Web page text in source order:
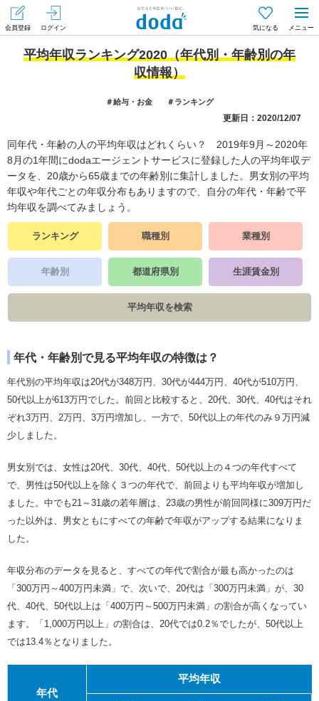
会員登録
ログイン
気になる
平均年収ランキング2020（年代別・年齢別の年
収情報）
＃給与・お金 ＃ランキング
更新日：2020/12/07
同年代・年齢の人の平均年収はどれくらい？ 2019年9月～2020年
8月の1年間にdodaエージェントサービスに登録した人の平均年収デ
ータを、20歳から65歳までの年齢別に集計しました。男女別の平均
年収や年代ごとの年収分布もありますので、自分の年代・年齢で平
均年収を調べてみましょう。
ランキング 職種別 業種別
年齢別 都道府県別 生涯賃金別
平均年収を検索
年代・年齢別で見る平均年収の特徴は？
年代別の平均年収は20代が348万円、30代が444万円、40代が510万円、
50代以上が613万円でした。前回と比較すると、20代、30代、40代はそれ
ぞれ3万円、2万円、3万円増加し、一方で、50代以上の年代のみ９万円減
少しました。
男女別では、女性は20代、30代、40代、50代以上の４つの年代すべて
で、男性は50代以上を除く３つの年代で、前回よりも平均年収が増加し
ました。中でも21～31歳の若年層は、23歳の男性が前回同様に309万円だ
った以外は、男女ともにすべての年齢で年収がアップする結果になりま
した。
年収分布のデータを見ると、すべての年代で割合が最も高かったのは
「300万円～400万円未満」で、次いで、20代は「300万円未満」が、30
代、40代、50代以上は「400万円～500万円未満」の割合が高くなってい
ます。「1,000万円以上」の割合は、20代では0.2％でしたが、50代以上
では13.4％となりました。
年代
平均年収